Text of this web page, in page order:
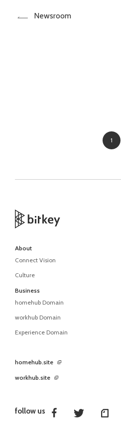
Newsroom
1
follow us
About
Connect Vision
Culture
Business
homehub Domain
workhub Domain
Experience Domain
homehub.site
workhub.site